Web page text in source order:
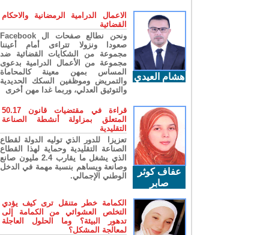
هشام العيدي
الاعمال الدرامية الرمضانية والاحكام
القضائية
ونحن نطالع صفحات ال Facebook
صعودا ونزولا تتراءى أمام أعيننا
مجموعة من الشكايات القضائية ضد
مجموعة من الأعمال الدرامية بدعوى
المساس بمهن معينة كالمحاماة
والتمريض وموظفين السكك الحديدية
والتوثيق العدلي، وربما غدا مهن أخرى
عفاف كوثر
صابر
قراءة في مقتضيات قانون 50.17
المتعلق بمزاولة أنشطة الصناعة
التقليدية
تعزيزا للدور الذي توليه الدولة لقطاع
الصناعة التقليدية وحماية لهذا القطاع
الذي يشغل ما يقارب 2.4 مليون صانع
وصانعة ويساهم بنسبة مهمة في الدخل
الوطني الإجمالي.
الكمامة خطر متنقل ترى كيف يؤدي
التخلص العشوائي من الكمامة إلى
تدهور البيئة؟ وما الحلول العاجلة
لمعالجة المشكل؟